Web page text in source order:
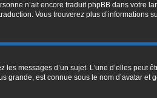
n’ait encore traduit phpBB dans votre
Vous trouverez plus d’informations
messages d’un sujet. L’une d’elles
est connue sous le nom d’avatar